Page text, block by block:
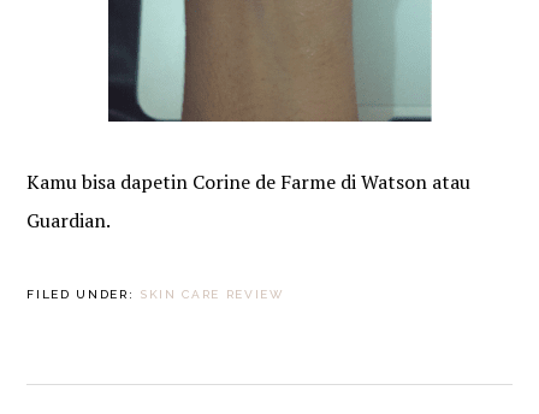
Kamu bisa dapetin Corine de Farme di Watson atau
Guardian.
FILED UNDER: SKIN CARE REVIEW